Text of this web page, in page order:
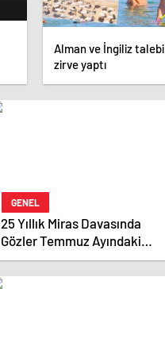
Alman ve İngiliz talebi
zirve yaptı
GENEL
25 Yıllık Miras Davasında
Gözler Temmuz Ayındaki
Karar Duruşmasına Çevrildi